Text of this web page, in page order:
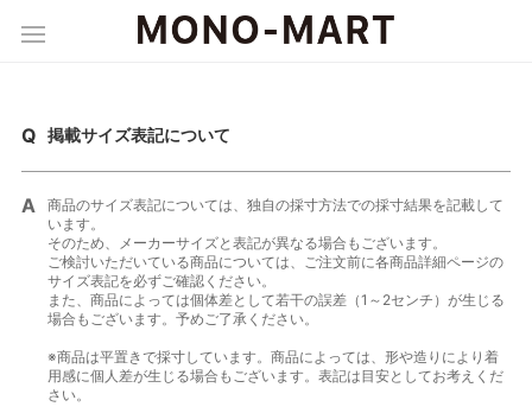
掲載サイズ表記について
商品のサイズ表記については、独自の採寸方法での採寸結果を記載して
います。
そのため、メーカーサイズと表記が異なる場合もございます。
ご検討いただいている商品については、ご注文前に各商品詳細ページの
サイズ表記を必ずご確認ください。
また、商品によっては個体差として若干の誤差（1～2センチ）が生じる
場合もございます。予めご了承ください。
※商品は平置きで採寸しています。商品によっては、形や造りにより着
用感に個人差が生じる場合もございます。表記は目安としてお考えくだ
さい。